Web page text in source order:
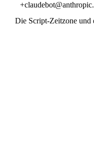
Die Script-Zeitzone und